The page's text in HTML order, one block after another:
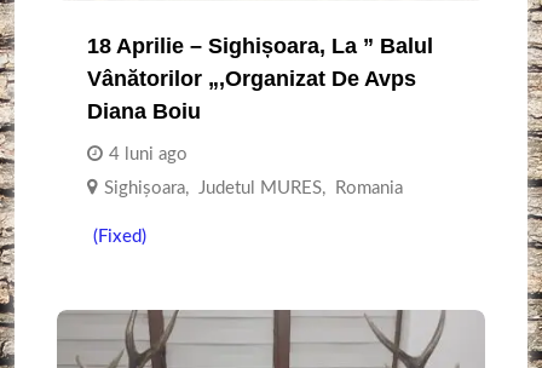
18 Aprilie – Sighișoara, La ” Balul
Vânătorilor „,organizat De Avps
Diana Boiu
4 luni ago
Sighişoara, Judetul MURES, Romania
(Fixed)